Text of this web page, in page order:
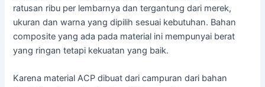
ratusan ribu per lembarnya dan tergantung dari merek,
ukuran dan warna yang dipilih sesuai kebutuhan. Bahan
composite yang ada pada material ini mempunyai berat
yang ringan tetapi kekuatan yang baik.
Karena material ACP dibuat dari campuran dari bahan